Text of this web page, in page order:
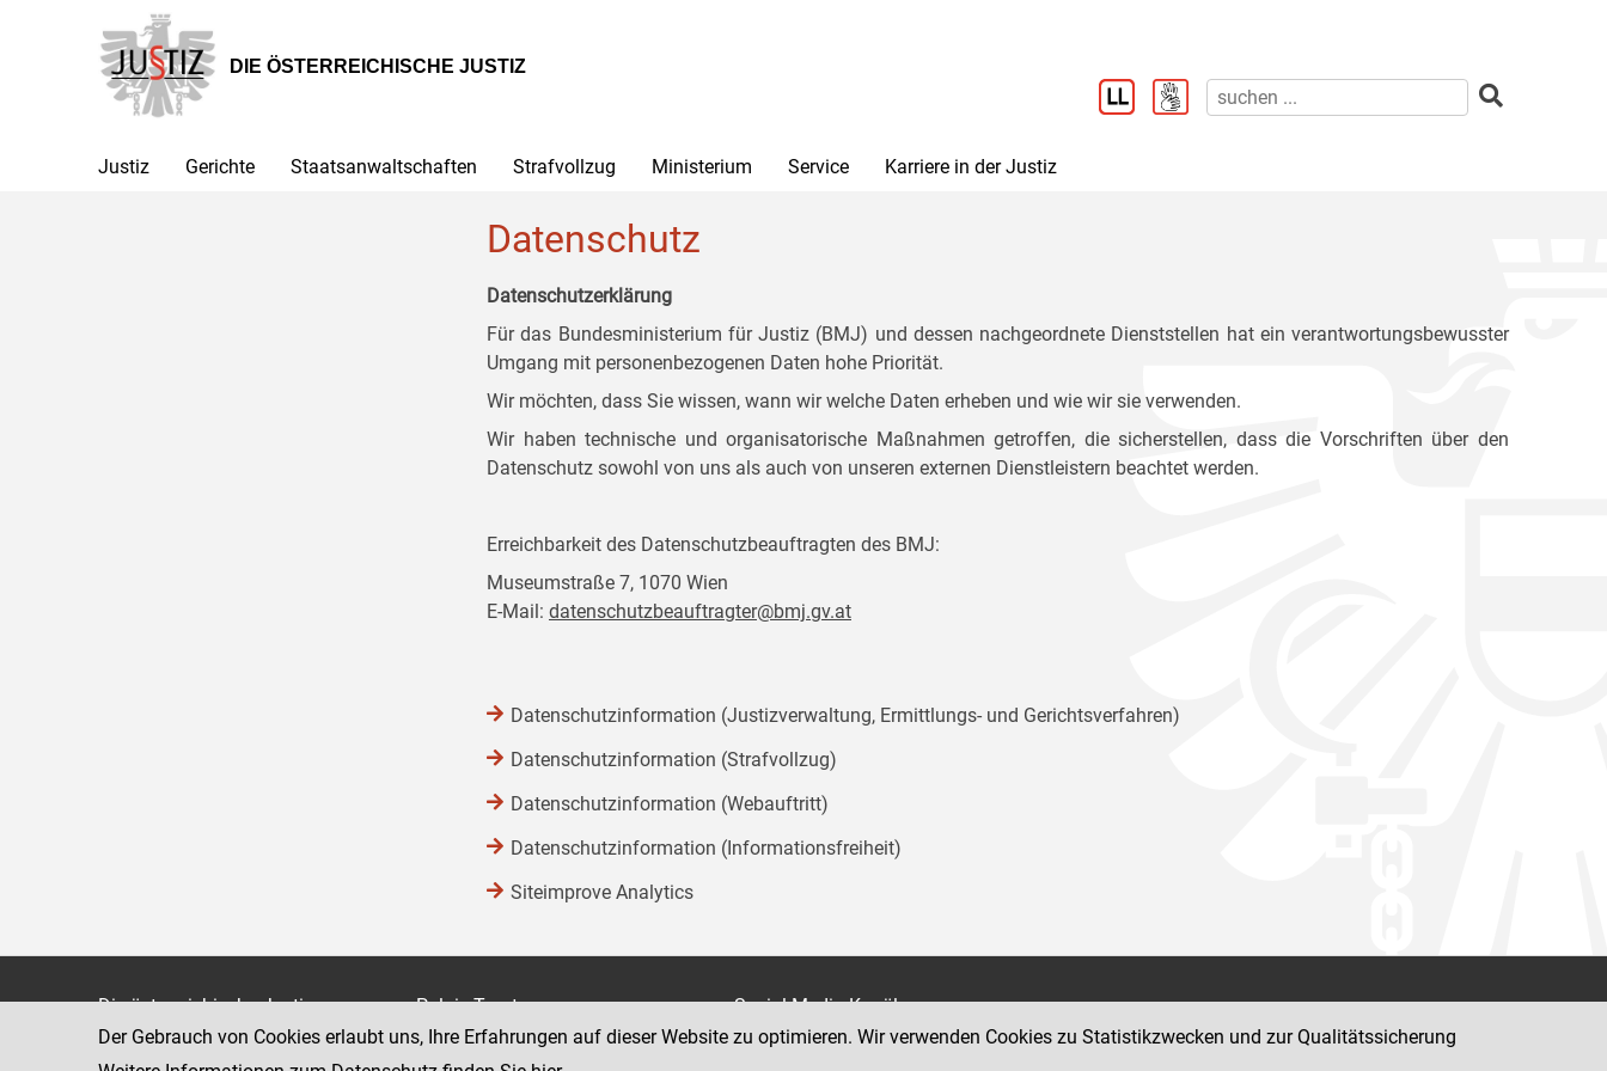
Hauptnavigation
[1]
Inhalt
[2]
Untermenü
[3]
DIE ÖSTERREICHISCHE JUSTIZ
Justiz Gerichte Staatsanwaltschaften Strafvollzug Ministerium Service Karriere in der Justiz
Datenschutz
Datenschutzerklärung
Für das Bundesministerium für Justiz (BMJ) und dessen nachgeordnete Dienststellen hat ein verantwortungsbewusster
Umgang mit personenbezogenen Daten hohe Priorität.
Wir möchten, dass Sie wissen, wann wir welche Daten erheben und wie wir sie verwenden.
Wir haben technische und organisatorische Maßnahmen getroffen, die sicherstellen, dass die Vorschriften über den
Datenschutz sowohl von uns als auch von unseren externen Dienstleistern beachtet werden.
Erreichbarkeit des Datenschutzbeauftragten des BMJ:
Museumstraße 7, 1070 Wien
E-Mail: datenschutzbeauftragter@bmj.gv.at
Datenschutzinformation (Justizverwaltung, Ermittlungs- und Gerichtsverfahren)
Datenschutzinformation (Strafvollzug)
Datenschutzinformation (Webauftritt)
Datenschutzinformation (Informationsfreiheit)
Siteimprove Analytics
Die österreichische Justiz
Bundesministerium für Justiz
Palais Trautson
Museumstraße 7
1070 Wien
Social Media Kanäle
der Justiz und des BMJ
Der Gebrauch von Cookies erlaubt uns, Ihre Erfahrungen auf dieser Website zu optimieren. Wir verwenden Cookies zu Statistikzwecken und zur Qualitätssicherung